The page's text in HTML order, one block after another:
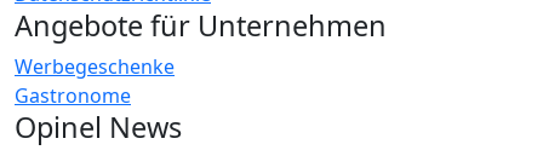
Angebote für Unternehmen
Werbegeschenke
Gastronome
Opinel News